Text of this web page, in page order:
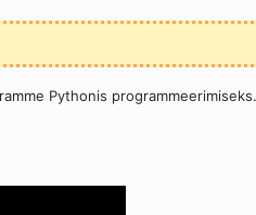
Pythonis